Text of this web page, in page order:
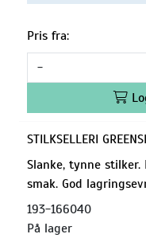
Pris fra:
-
STILKSELLERI
Slanke, tynne
smak. God
193-166040
På lager